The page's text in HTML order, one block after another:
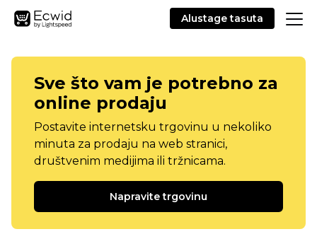
Alustage tasuta
Sve što vam je potrebno za
online prodaju
Postavite internetsku trgovinu u nekoliko
minuta za prodaju na web stranici,
društvenim medijima ili tržnicama.
Napravite trgovinu